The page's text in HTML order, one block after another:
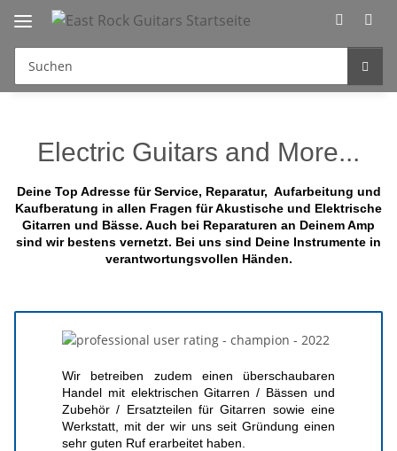
Electric Guitars and More...
Deine Top Adresse für Service, Reparatur, Aufarbeitung und
Kaufberatung in allen Fragen für Akustische und Elektrische
Gitarren und Bässe. Auch bei Reparaturen an Deinem Amp
sind wir bestens vernetzt. Bei uns sind Deine Instrumente in
verantwortungsvollen Händen.
Wir betreiben zudem einen überschaubaren
Handel mit elektrischen Gitarren / Bässen und
Zubehör / Ersatzteilen für Gitarren sowie eine
Werkstatt, mit der wir uns seit Gründung einen
sehr guten Ruf erarbeitet haben.